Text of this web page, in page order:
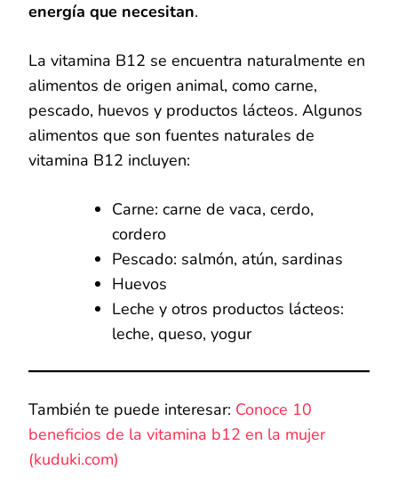
energía que necesitan.
La vitamina B12 se encuentra naturalmente en
alimentos de origen animal, como carne,
pescado, huevos y productos lácteos. Algunos
alimentos que son fuentes naturales de
vitamina B12 incluyen:
Carne: carne de vaca, cerdo,
cordero
Pescado: salmón, atún, sardinas
Huevos
Leche y otros productos lácteos:
leche, queso, yogur
También te puede interesar: Conoce 10
beneficios de la vitamina b12 en la mujer
(kuduki.com)